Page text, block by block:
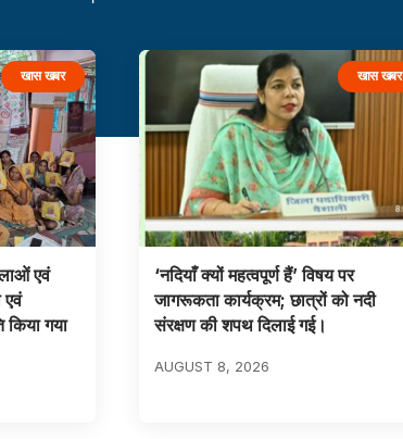
खास खबर
एवं
एवं
गया
खास खबर
‘नदियाँ क्यों महत्वपूर्ण हैं’ विषय पर
जागरूकता कार्यक्रम; छात्रों को नदी
संरक्षण की शपथ दिलाई गई।
AUGUST 8, 2026